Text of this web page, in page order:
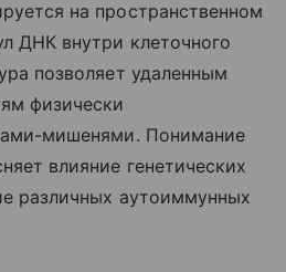
на пространственном
ДНК внутри клеточного
позволяет удаленным
физически
мишенями. Понимание
влияние генетических
различных аутоиммунных